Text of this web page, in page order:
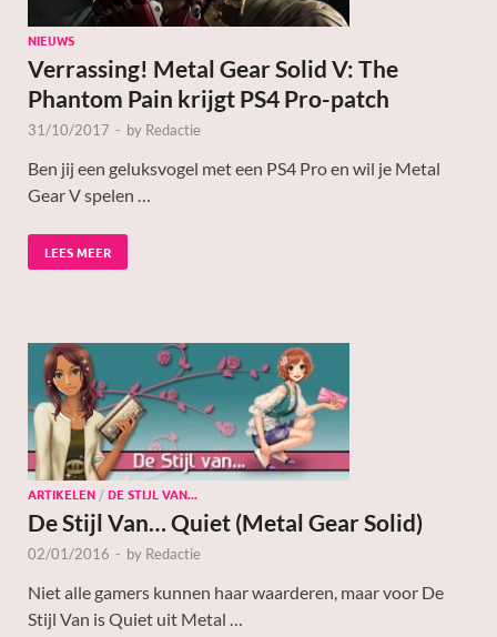
NIEUWS
Verrassing! Metal Gear Solid V: The
Phantom Pain krijgt PS4 Pro-patch
31/10/2017 - by Redactie
Ben jij een geluksvogel met een PS4 Pro en wil je Metal
Gear V spelen …
LEES MEER
ARTIKELEN /DE STIJL VAN...
De Stijl Van… Quiet (Metal Gear Solid)
02/01/2016 - by Redactie
Niet alle gamers kunnen haar waarderen, maar voor De
Stijl Van is Quiet uit Metal …